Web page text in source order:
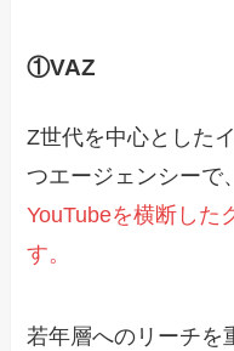
①VAZ
Z世代を中心とした
つエージェンシーで
YouTubeを横断した
す。
若年層へのリーチを